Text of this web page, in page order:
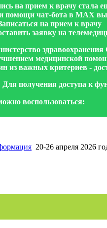
на прием к врачу стала
помощи чат-бота в МАХ вы
на прием к врачу
заявку на
медицинской
из важных критериев -
Для получения доступа к
воспользоваться:
20-26 апреля 2026